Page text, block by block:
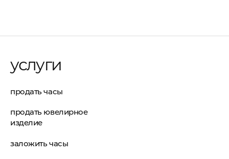
услуги
продать часы
продать ювелирное
изделие
заложить часы